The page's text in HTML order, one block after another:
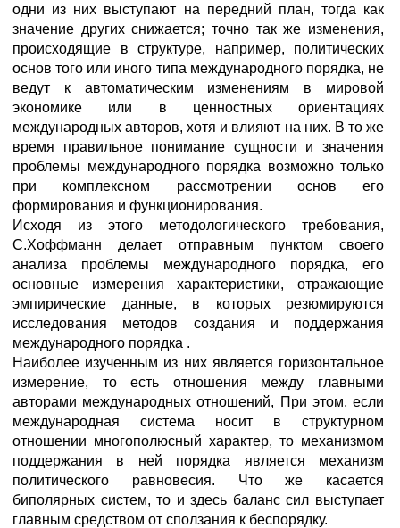
одни из них выступают на передний план, тогда как
значение других снижается; точно так же изменения,
происходящие в структуре, например, политических
основ того или иного типа международного порядка, не
ведут к автоматическим изменениям в мировой
экономике или в ценностных ориентациях
международных авторов, хотя и влияют на них. В то же
время правильное понимание сущности и значения
проблемы международного порядка возможно только
при комплексном рассмотрении основ его
формирования и функционирования.
Исходя из этого методологического требования,
С.Хоффманн делает отправным пунктом своего
анализа проблемы международного порядка, его
основные измерения характеристики, отражающие
эмпирические данные, в которых резюмируются
исследования методов создания и поддержания
международного порядка .
Наиболее изученным из них является горизонтальное
измерение, то есть отношения между главными
авторами международных отношений, При этом, если
международная система носит в структурном
отношении многополюсный характер, то механизмом
поддержания в ней порядка является механизм
политического равновесия. Что же касается
биполярных систем, то и здесь баланс сил выступает
главным средством от сползания к беспорядку.